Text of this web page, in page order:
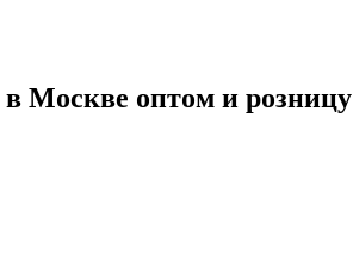
Москве оптом и розницу